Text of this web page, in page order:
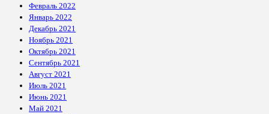
Февраль 2022
Январь 2022
Декабрь 2021
Ноябрь 2021
Октябрь 2021
Сентябрь 2021
Август 2021
Июль 2021
Июнь 2021
Май 2021